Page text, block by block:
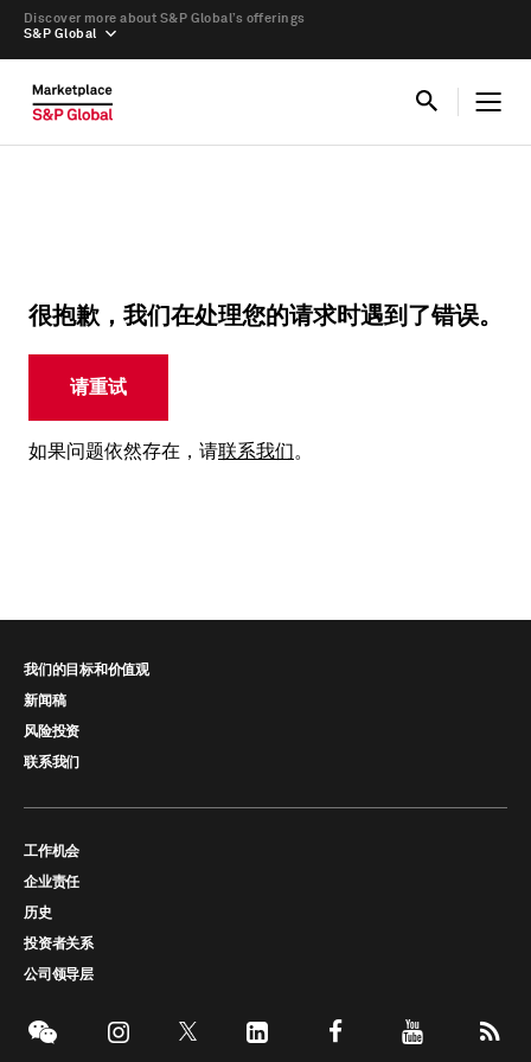
S&P Global
Discover more about S&P Global’s offerings
很抱歉，我们在处理您的请求时遇到了错误。
请重试
如果问题依然存在，请联系我们。
我们的目标和价值观
新闻稿
风险投资
联系我们
工作机会
企业责任
历史
投资者关系
公司领导层